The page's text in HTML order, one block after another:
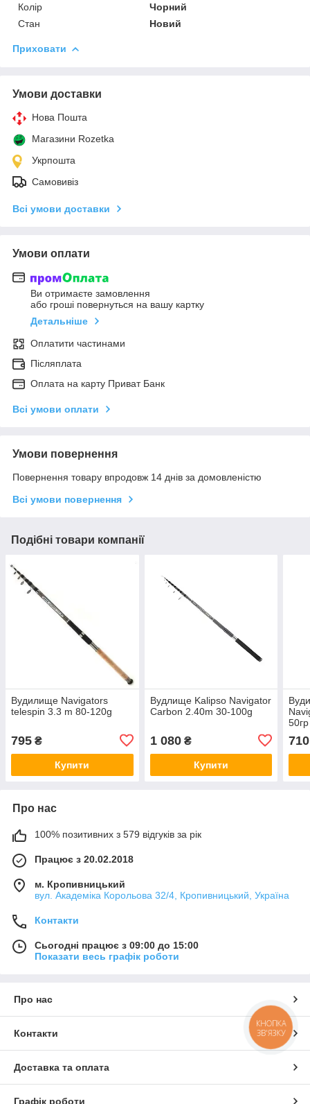
Колір
Чорний
Стан
Новий
Приховати
Умови доставки
Нова Пошта
Магазини Rozetka
Укрпошта
Самовивіз
Всі умови доставки
Умови оплати
Ви отримаєте замовлення
або гроші повернуться на вашу картку
Детальніше
Оплатити частинами
Післяплата
Оплата на карту Приват Банк
Всі умови оплати
Умови повернення
Повернення товару впродовж 14 днів за домовленістю
Всі умови повернення
Подібні товари компанії
Вудилище Navigators
telespin 3.3 m 80-120g
795 ₴
Купити
Вудлище Kalipso Navigator
Carbon 2.40m 30-100g
1 080₴
Купити
50гр
710
Про нас
100% позитивних з 579 відгуків за рік
Працює з 20.02.2018
м. Кропивницький
вул. Академіка Корольова 32/4, Кропивницький, Україна
Контакти
Сьогодні працює з 09:00 до 15:00
Показати весь графік роботи
Про нас
Контакти
Доставка та оплата
Графік роботи
КНОПКА
ЗВ'ЯЗКУ